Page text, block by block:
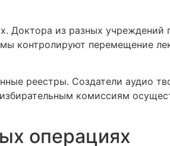
Доктора из разных учреждений
контролируют перемещение
реестры. Создатели аудио
комиссиям
операциях